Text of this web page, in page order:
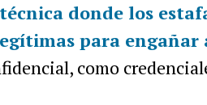
donde los
para engañar
como